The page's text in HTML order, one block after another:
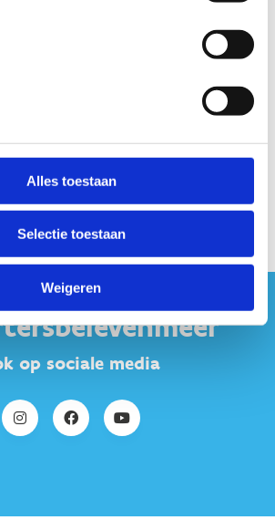
Alles toestaan
Selectie toestaan
Weigeren
met het materiaal en maak
op sociale media